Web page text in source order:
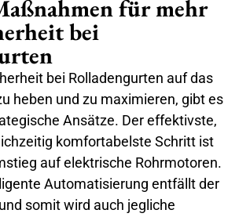
für mehr
bei
bei Rolladengurten auf das
heben und zu maximieren, gibt es
Ansätze. Der effektivste,
komfortabelste Schritt ist
auf elektrische Rohrmotoren.
Automatisierung entfällt der
somit wird auch jegliche